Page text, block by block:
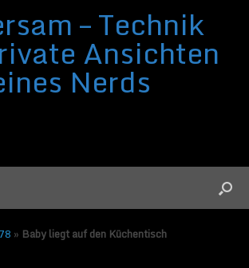
– Technik
Ansichten
Nerds
» Baby liegt auf den Küchentisch